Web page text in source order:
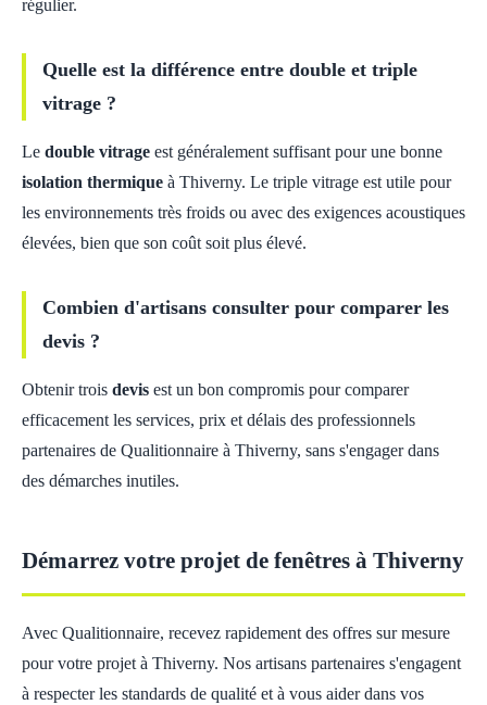
régulier.
Quelle est la différence entre double et triple
vitrage ?
Le double vitrage est généralement suffisant pour une bonne
isolation thermique à Thiverny. Le triple vitrage est utile pour
les environnements très froids ou avec des exigences acoustiques
élevées, bien que son coût soit plus élevé.
Combien d'artisans consulter pour comparer les
devis ?
Obtenir trois devis est un bon compromis pour comparer
efficacement les services, prix et délais des professionnels
partenaires de Qualitionnaire à Thiverny, sans s'engager dans
des démarches inutiles.
Démarrez votre projet de fenêtres à Thiverny
Avec Qualitionnaire, recevez rapidement des offres sur mesure
pour votre projet à Thiverny. Nos artisans partenaires s'engagent
à respecter les standards de qualité et à vous aider dans vos